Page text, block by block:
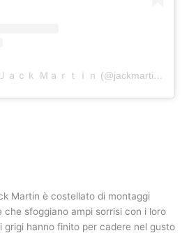
Un post condiviso da Ｊａｃｋ Ｍａｒｔｉｎ (@jackmartincolorist)
Martin è costellato di montaggi
che sfoggiano ampi sorrisi con i loro
grigi hanno finito per cadere nel gusto